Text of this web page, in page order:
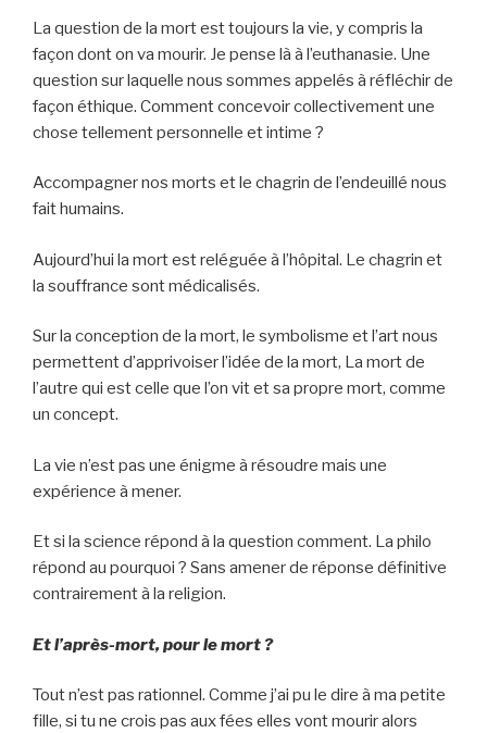
La question de la mort est toujours la vie, y compris la
façon dont on va mourir. Je pense là à l’euthanasie. Une
question sur laquelle nous sommes appelés à réfléchir de
façon éthique. Comment concevoir collectivement une
chose tellement personnelle et intime ?
Accompagner nos morts et le chagrin de l’endeuillé nous
fait humains.
Aujourd’hui la mort est reléguée à l’hôpital. Le chagrin et
la souffrance sont médicalisés.
Sur la conception de la mort, le symbolisme et l’art nous
permettent d’apprivoiser l’idée de la mort, La mort de
l’autre qui est celle que l’on vit et sa propre mort, comme
un concept.
La vie n’est pas une énigme à résoudre mais une
expérience à mener.
Et si la science répond à la question comment. La philo
répond au pourquoi ? Sans amener de réponse définitive
contrairement à la religion.
Et l’après-mort, pour le mort ?
Tout n’est pas rationnel. Comme j’ai pu le dire à ma petite
fille, si tu ne crois pas aux fées elles vont mourir alors